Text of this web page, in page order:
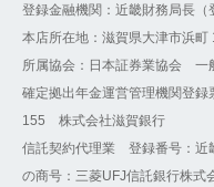
登録金融機関：近畿財務局長（
本店所在地：滋賀県大津市浜町
所属協会：日本証券業協会 一
確定拠出年金運営管理機関登
155 株式会社滋賀銀行
信託契約代理業 登録番号：近
の商号：三菱UFJ信託銀行株式